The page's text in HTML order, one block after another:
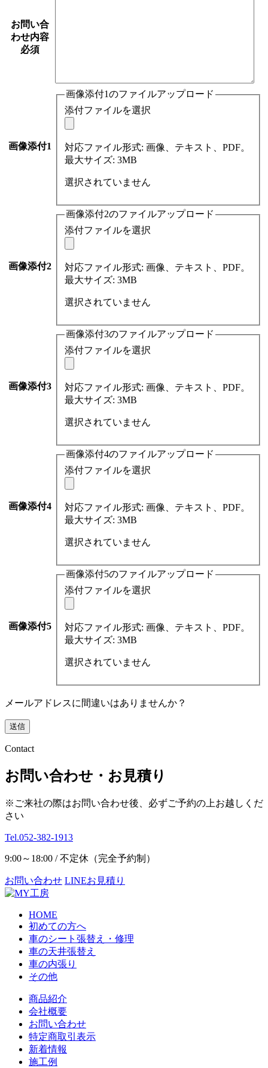
お問い合
わせ内容
必須
画像添付1
画像添付1のファイルアップロード
添付ファイルを選択
対応ファイル形式: 画像、テキスト、PDF。
最大サイズ: 3MB
選択されていません
画像添付2
画像添付2のファイルアップロード
添付ファイルを選択
対応ファイル形式: 画像、テキスト、PDF。
最大サイズ: 3MB
選択されていません
画像添付3
画像添付3のファイルアップロード
添付ファイルを選択
対応ファイル形式: 画像、テキスト、PDF。
最大サイズ: 3MB
選択されていません
画像添付4
画像添付4のファイルアップロード
添付ファイルを選択
対応ファイル形式: 画像、テキスト、PDF。
最大サイズ: 3MB
選択されていません
画像添付5
画像添付5のファイルアップロード
添付ファイルを選択
対応ファイル形式: 画像、テキスト、PDF。
最大サイズ: 3MB
選択されていません
メールアドレスに間違いはありませんか？
Contact
お問い合わせ・お見積り
※ご来社の際はお問い合わせ後、必ずご予約の上お越しくだ
さい
Tel.052-382-1913
9:00～18:00 / 不定休（完全予約制）
お問い合わせ LINEお見積り
HOME
初めての方へ
車のシート張替え・修理
車の天井張替え
車の内張り
その他
商品紹介
会社概要
お問い合わせ
特定商取引表示
新着情報
施工例